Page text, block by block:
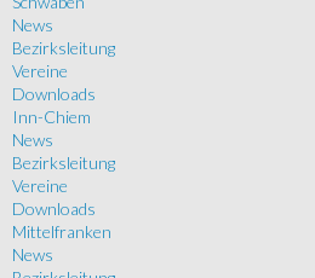
News
Bezirksleitung
Vereine
Downloads
Inn-Chiem
News
Bezirksleitung
Vereine
Downloads
Mittelfranken
News